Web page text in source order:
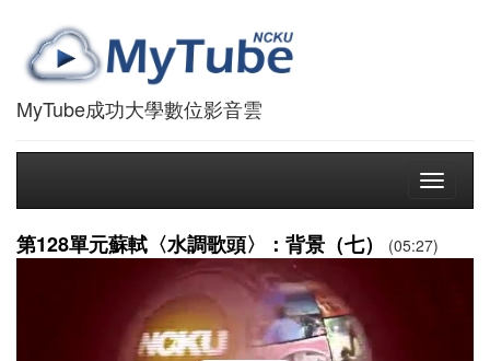
MyTube成功大學數位影音雲
Toggle
第128單元蘇軾〈水調歌頭〉：背景（七） (05:27)